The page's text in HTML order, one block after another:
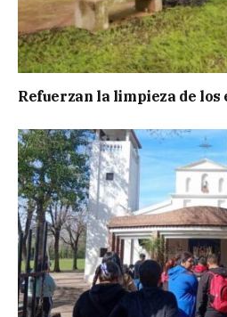
Refuerzan la limpieza de los